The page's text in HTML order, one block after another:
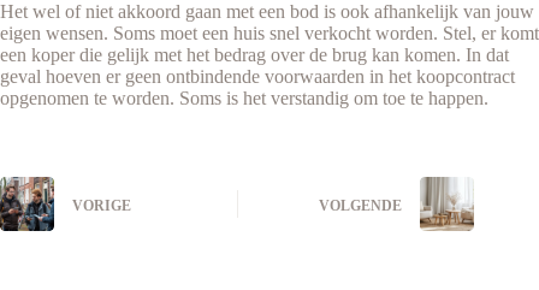
Het wel of niet akkoord gaan met een bod is ook afhankelijk van jouw
eigen wensen. Soms moet een huis snel verkocht worden. Stel, er komt
een koper die gelijk met het bedrag over de brug kan komen. In dat
geval hoeven er geen ontbindende voorwaarden in het koopcontract
opgenomen te worden. Soms is het verstandig om toe te happen.
VORIGE VOLGENDE